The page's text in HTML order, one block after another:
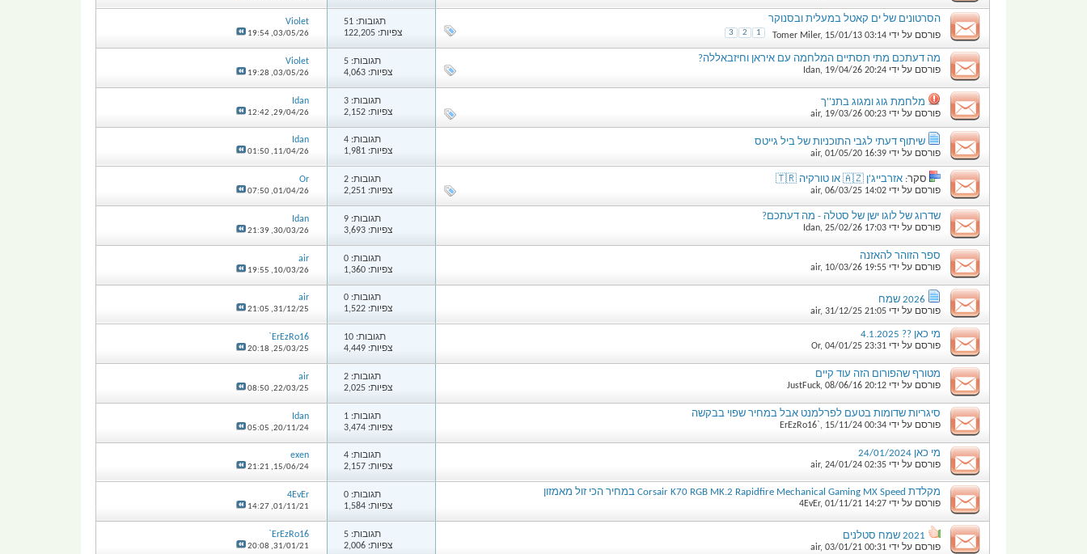
הסרטונים של ים קאטל במעלית ובסנוקר
פורסם על ידי Tomer Miler, 15/01/13 03:14
1
2
3
תגובות: 51
צפיות: 122,205
Violet
03/05/26,
19:54
מה דעתכם מתי תסתיים המלחמה עם איראן וחיזבאללה?
פורסם על ידי Idan, 19/04/26 20:24
תגובות: 5
צפיות: 4,063
Violet
03/05/26,
19:28
מלחמת גוג ומגוג בתנ''ך
פורסם על ידי air, 19/03/26 00:23
תגובות: 3
צפיות: 2,152
Idan
29/04/26,
12:42
שיתוף דעתי לגבי התוכניות של ביל גייטס
פורסם על ידי air, 01/05/20 16:39
תגובות: 4
צפיות: 1,981
Idan
11/04/26,
01:50
סקר: אזרבייג'ן 🇦🇿 או טורקיה 🇹🇷
פורסם על ידי air, 06/03/25 14:02
תגובות: 2
צפיות: 2,251
Or
01/04/26,
07:50
שדרוג של לוגו ישן של סטלה - מה דעתכם?
פורסם על ידי Idan, 25/02/26 17:03
תגובות: 9
צפיות: 3,693
Idan
30/03/26,
21:39
ספר הזוהר להאזנה
פורסם על ידי air, 10/03/26 19:55
תגובות: 0
צפיות: 1,360
air
10/03/26,
19:55
2026 שמח
פורסם על ידי air, 31/12/25 21:05
תגובות: 0
צפיות: 1,522
air
31/12/25,
21:05
מי כאן ?? 4.1.2025
פורסם על ידי Or, 04/01/25 23:31
תגובות: 10
צפיות: 4,449
ErEzRo16`
25/03/25,
20:18
מטורף שהפורום הזה עוד קיים
פורסם על ידי JustFuck, 08/06/16 20:12
תגובות: 2
צפיות: 2,025
air
22/03/25,
08:50
סיגריות שדומות בטעם לפרלמנט אבל במחיר שפוי בבקשה
פורסם על ידי ErEzRo16`, 15/11/24 00:34
תגובות: 1
צפיות: 3,474
Idan
20/11/24,
05:05
מי כאן 24/01/2024
פורסם על ידי air, 24/01/24 02:35
תגובות: 4
צפיות: 2,157
exen
15/06/24,
21:21
מקלדת Corsair K70 RGB MK.2 Rapidfire Mechanical Gaming MX Speed במחיר הכי זול מאמזון
פורסם על ידי 4EvEr, 01/11/21 14:27
תגובות: 0
צפיות: 1,584
4EvEr
01/11/21,
14:27
2021 שמח סטלנים
פורסם על ידי air, 03/01/21 00:31
תגובות: 5
צפיות: 2,006
ErEzRo16`
31/01/21,
20:08